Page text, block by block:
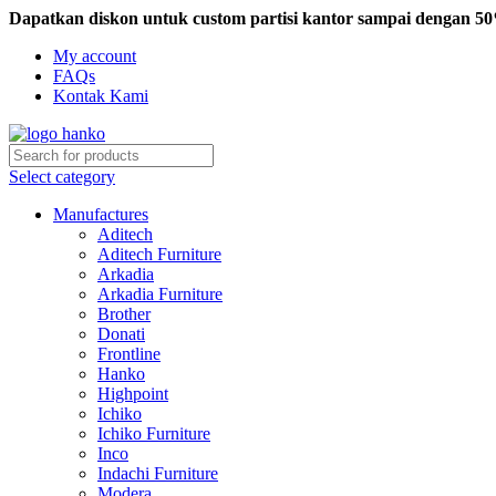
Dapatkan diskon untuk custom partisi kantor sampai dengan
My account
FAQs
Kontak Kami
Select category
Manufactures
Aditech
Aditech Furniture
Arkadia
Arkadia Furniture
Brother
Donati
Frontline
Hanko
Highpoint
Ichiko
Ichiko Furniture
Inco
Indachi Furniture